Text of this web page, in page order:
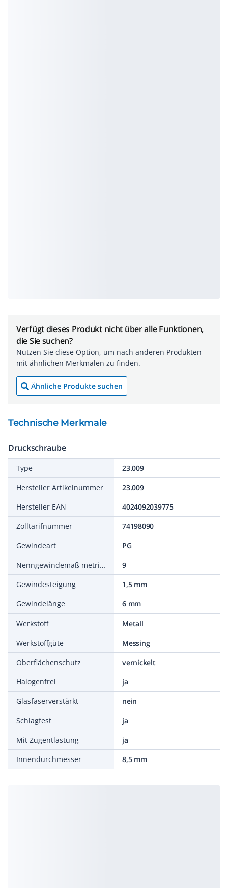
Verfügt dieses Produkt nicht über alle Funktionen,
die Sie suchen?
Nutzen Sie diese Option, um nach anderen Produkten
mit ähnlichen Merkmalen zu finden.
Ähnliche Produkte suchen
Technische Merkmale
Druckschraube
Type
23.009
Hersteller Artikelnummer
23.009
Hersteller EAN
4024092039775
Zolltarifnummer
74198090
Gewindeart
PG
Nenngewindemaß metrisch/PG
9
Gewindesteigung
1,5 mm
Gewindelänge
6 mm
Werkstoff
Metall
Werkstoffgüte
Messing
Oberflächenschutz
vernickelt
Halogenfrei
ja
Glasfaserverstärkt
nein
Schlagfest
ja
Mit Zugentlastung
ja
Innendurchmesser
8,5 mm